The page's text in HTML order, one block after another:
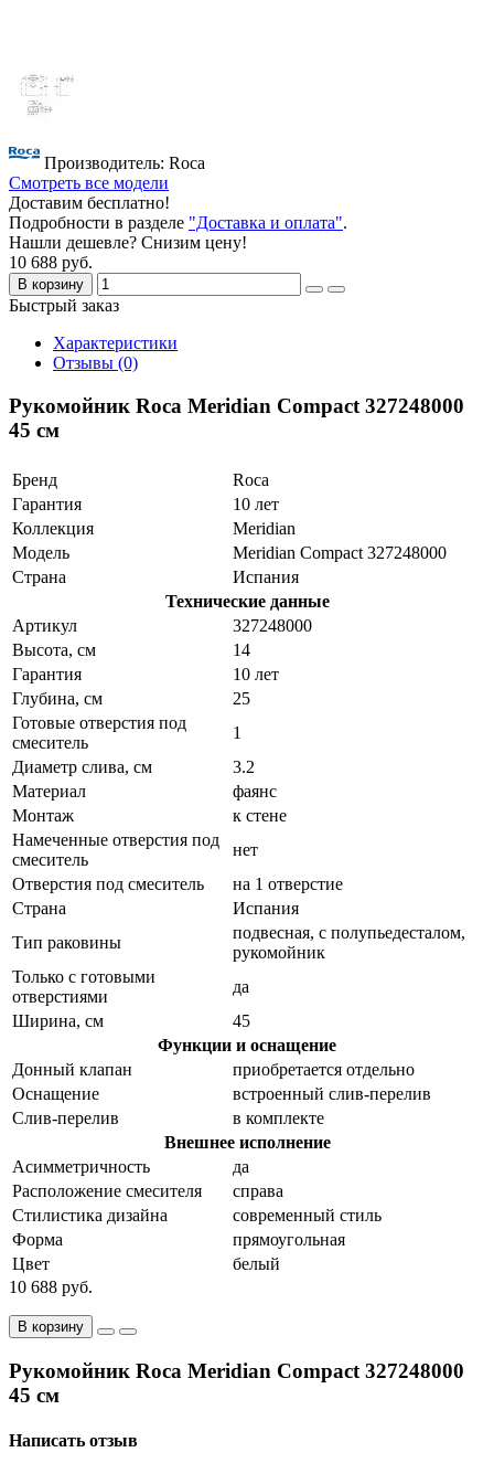
Производитель: Roca
Смотреть все модели
Доставим бесплатно!
Подробности в разделе "Доставка и оплата".
Нашли дешевле? Снизим цену!
10 688 руб.
В корзину
Быстрый заказ
Характеристики
Отзывы (0)
Рукомойник Roca Meridian Compact 327248000
45 см
Бренд
Roca
Гарантия
10 лет
Коллекция
Meridian
Модель
Meridian Compact 327248000
Страна
Испания
Технические данные
Артикул
327248000
Высота, см
14
Гарантия
10 лет
Глубина, см
25
Готовые отверстия под
смеситель
1
Диаметр слива, см
3.2
Материал
фаянс
Монтаж
к стене
Намеченные отверстия под
смеситель
нет
Отверстия под смеситель
на 1 отверстие
Страна
Испания
Тип раковины
подвесная, с полупьедесталом,
рукомойник
Только с готовыми
отверстиями
да
Ширина, см
45
Функции и оснащение
Донный клапан
приобретается отдельно
Оснащение
встроенный слив-перелив
Слив-перелив
в комплекте
Внешнее исполнение
Асимметричность
да
Расположение смесителя
справа
Стилистика дизайна
современный стиль
Форма
прямоугольная
Цвет
белый
10 688 руб.
В корзину
Рукомойник Roca Meridian Compact 327248000
45 см
Написать отзыв